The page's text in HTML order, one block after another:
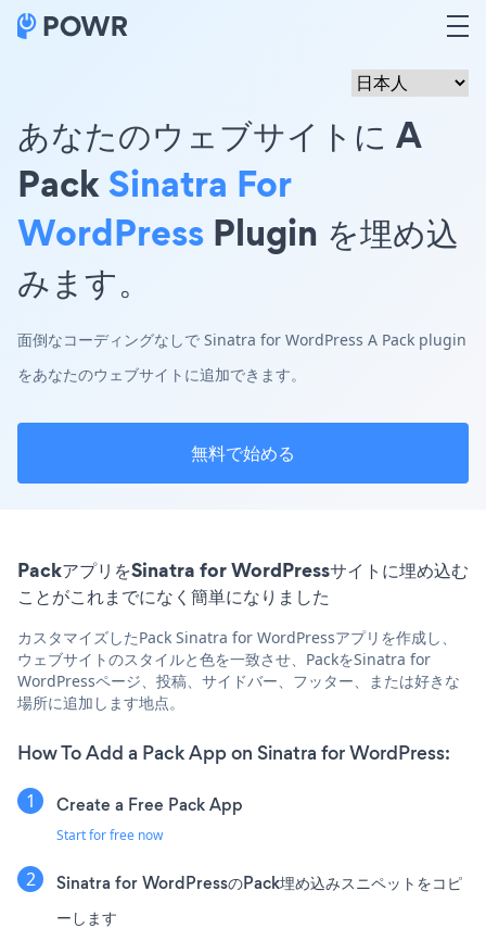
あなたのウェブサイトに A
PackSinatra For
WordPress Plugin を埋め込
みます。
面倒なコーディングなしで Sinatra for WordPress A Pack plugin
をあなたのウェブサイトに追加できます。
無料で始める
PackアプリをSinatra for WordPressサイトに埋め込む
ことがこれまでになく簡単になりました
カスタマイズしたPack Sinatra for WordPressアプリを作成し、
ウェブサイトのスタイルと色を一致させ、PackをSinatra for
WordPressページ、投稿、サイドバー、フッター、または好きな
場所に追加します地点。
How To Add a Pack App on Sinatra for WordPress:
Create a Free Pack App
Start for free now
Sinatra for WordPressのPack埋め込みスニペットをコピ
ーします